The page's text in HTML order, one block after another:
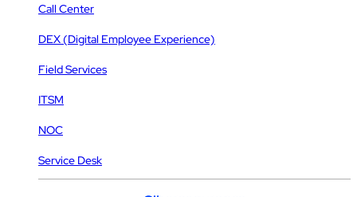
Call Center
DEX (Digital Employee Experience)
Field Services
ITSM
NOC
Service Desk